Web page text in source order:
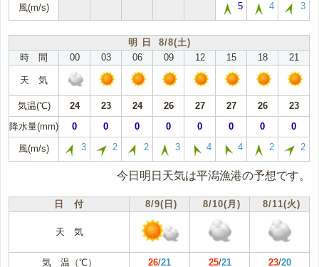
風(m/s) 5 4 3
明 日 8/8(土)
時 間
00 03 06 09 12 15 18 21
天 気
気温(℃) 24 23 24 26 27 27 26
23
降水量(mm)
0 0 0 0 0 0 0 0
風(m/s) 3 2 2 3 4 4 2 2
今日明日天気は平潟漁港の予想です。
日 付 8/9(日) 8/10(月) 8/11(火)
天 気
気 温（℃） 26/21 25/21 23/20